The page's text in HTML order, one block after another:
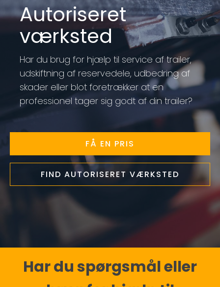
Autoriseret
værksted
Har du brug for hjælp til service af trailer,
udskiftning af reservedele, udbedring af
skader eller blot foretrækker at en
professionel tager sig godt af din trailer?
FÅ EN PRIS
FIND AUTORISERET VÆRKSTED
Har du spørgsmål eller